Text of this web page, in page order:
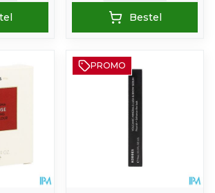
Bestel
PROMO